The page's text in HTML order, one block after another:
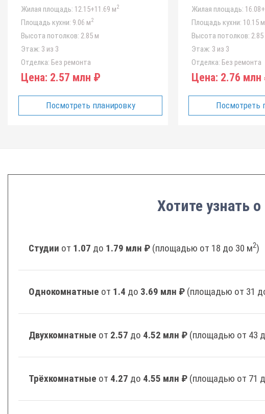
Жилая площадь: 12.15+11.69 м2
Площадь кухни: 9.06 м2
Высота потолков: 2.85 м
Этаж: 3 из 3
Отделка: Без ремонта
Цена: 2.57 млн ₽
Посмотреть планировку
Жилая площадь:
Площадь кухни: 10.15 м
Высота потолков:
Этаж: 3 из 3
Отделка: Без ремонта
Цена: 2.76 млн
Посмотреть
Хотите узнать
Студии от 1.07 до 1.79 млн ₽ (площадью от 18 до 30 м2)
Однокомнатные от 1.4 до 3.69 млн ₽ (площадью от 31
Двухкомнатные от 2.57 до 4.52 млн ₽ (площадью от 43
Трёхкомнатные от 4.27 до 4.55 млн ₽ (площадью от 71